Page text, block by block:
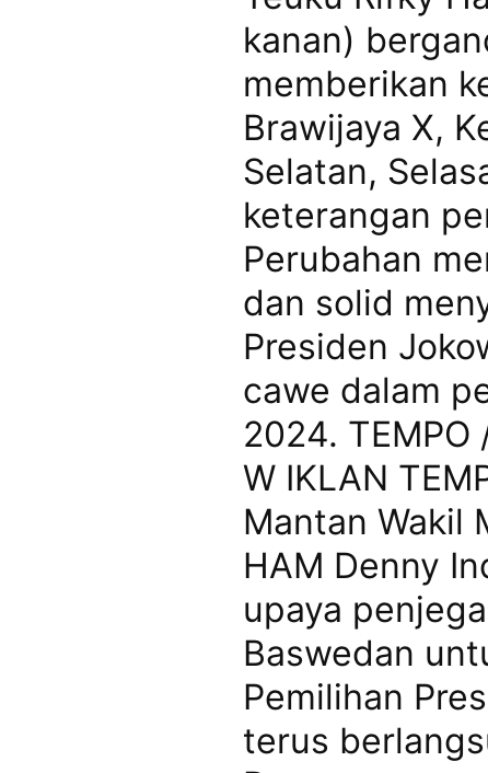
kanan)
memberikan
Brawijaya X,
Selatan,
keterangan
Perubahan
dan solid
Presiden
cawe dalam
2024.
W IKLAN
Mantan Wakil
HAM Denny
upaya
Baswedan
Pemilihan
terus